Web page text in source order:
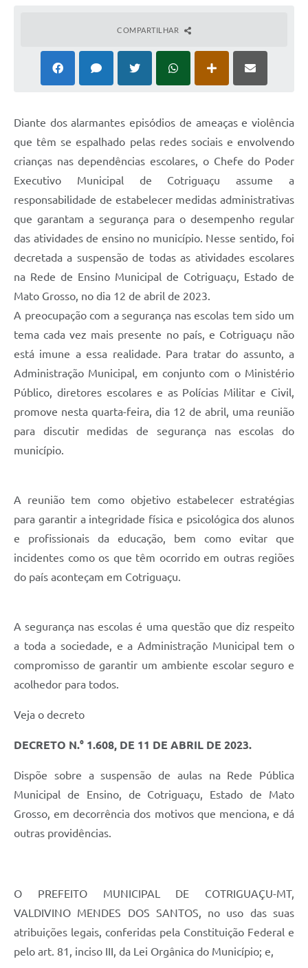
Serviços Online
Telefones Úteis
Agenda
Diário Oficial
Contato
COMPARTILHAR
Diante dos alarmantes episódios de ameaças e violência
que têm se espalhado pelas redes sociais e envolvendo
crianças nas dependências escolares, o Chefe do Poder
Executivo Municipal de Cotriguaçu assume a
responsabilidade de estabelecer medidas administrativas
que garantam a segurança para o desempenho regular
das atividades de ensino no município. Nesse sentido, foi
decretada a suspensão de todas as atividades escolares
na Rede de Ensino Municipal de Cotriguaçu, Estado de
Mato Grosso, no dia 12 de abril de 2023.
A preocupação com a segurança nas escolas tem sido um
tema cada vez mais presente no país, e Cotriguaçu não
está imune a essa realidade. Para tratar do assunto, a
Administração Municipal, em conjunto com o Ministério
Público, diretores escolares e as Polícias Militar e Civil,
promove nesta quarta-feira, dia 12 de abril, uma reunião
para discutir medidas de segurança nas escolas do
município.
A reunião tem como objetivo estabelecer estratégias
para garantir a integridade física e psicológica dos alunos
e profissionais da educação, bem como evitar que
incidentes como os que têm ocorrido em outras regiões
do país aconteçam em Cotriguaçu.
A segurança nas escolas é uma questão que diz respeito
a toda a sociedade, e a Administração Municipal tem o
compromisso de garantir um ambiente escolar seguro e
acolhedor para todos.
Veja o decreto
DECRETO N.° 1.608, DE 11 DE ABRIL DE 2023.
Dispõe sobre a suspensão de aulas na Rede Pública
Municipal de Ensino, de Cotriguaçu, Estado de Mato
Grosso, em decorrência dos motivos que menciona, e dá
outras providências.
O PREFEITO MUNICIPAL DE COTRIGUAÇU-MT,
VALDIVINO MENDES DOS SANTOS, no uso das suas
atribuições legais, conferidas pela Constituição Federal e
pelo art. 81, inciso III, da Lei Orgânica do Município; e,